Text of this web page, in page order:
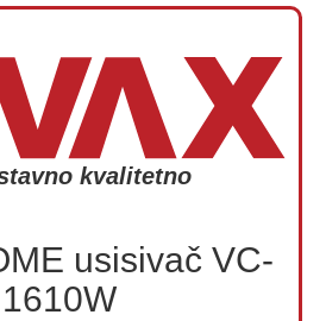
kvalitetno
usisivač VC-
1610W